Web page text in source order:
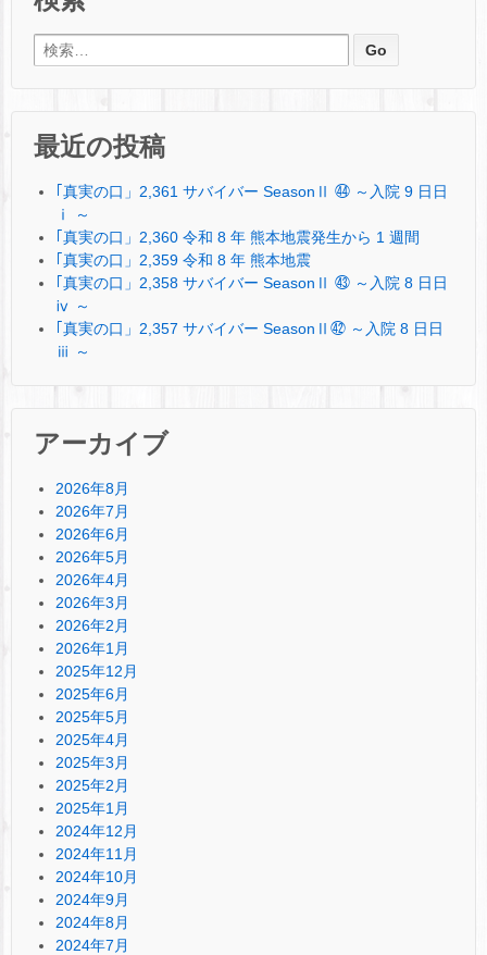
検索:
最近の投稿
｢真実の口」2,361 サバイバー SeasonⅡ ㊹ ～入院 9 日日
ⅰ ～
｢真実の口」2,360 令和 8 年 熊本地震発生から 1 週間
｢真実の口」2,359 令和 8 年 熊本地震
｢真実の口」2,358 サバイバー SeasonⅡ ㊸ ～入院 8 日日
ⅳ ～
｢真実の口」2,357 サバイバー SeasonⅡ㊷ ～入院 8 日日
ⅲ ～
アーカイブ
2026年8月
2026年7月
2026年6月
2026年5月
2026年4月
2026年3月
2026年2月
2026年1月
2025年12月
2025年6月
2025年5月
2025年4月
2025年3月
2025年2月
2025年1月
2024年12月
2024年11月
2024年10月
2024年9月
2024年8月
2024年7月